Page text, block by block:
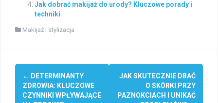
Jak dobrać makijaż do urody? Kluczowe porady i
techniki
Makijaż i stylizacja
Post
navigation
← DETERMINANTY
ZDROWIA: KLUCZOWE
CZYNNIKI WPŁYWAJĄCE
JAK SKUTECZNIE DBAĆ
O SKÓRKI PRZY
PAZNOKCIACH I UNIKAĆ